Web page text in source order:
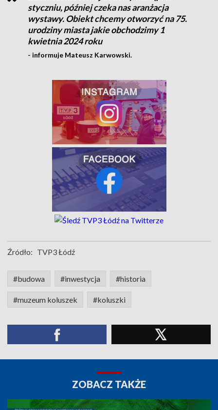
styczniu, później czeka nas aranżacja
wystawy. Obiekt chcemy otworzyć na 75.
urodziny miasta jakie obchodzimy 1
kwietnia 2024 roku
- informuje Mateusz Karwowski.
Źródło: TVP3 Łódź
#budowa #inwestycja #historia
#muzeum koluszek #koluszki
ZOBACZ TAKŻE